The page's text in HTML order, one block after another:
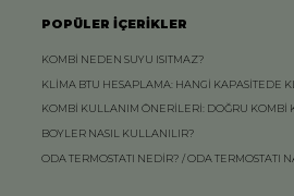
POPÜLER İÇERİKLER
KOMBİ NEDEN SUYU ISITMAZ?
KLİMA BTU HESAPLAMA: HANGİ KAPASİTEDE
KOMBİ KULLANIM ÖNERİLERİ: DOĞRU KOMBİ
BOYLER NASIL KULLANILIR?
ODA TERMOSTATI NEDİR? / ODA TERMOSTATI